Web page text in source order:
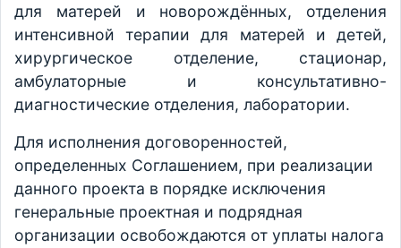
для матерей и новорождённых, отделения
интенсивной терапии для матерей и детей,
хирургическое отделение, стационар,
амбулаторные и консультативно-
диагностические отделения, лаборатории.
Для исполнения договоренностей,
определенных Соглашением, при реализации
данного проекта в порядке исключения
генеральные проектная и подрядная
организации освобождаются от уплаты налога